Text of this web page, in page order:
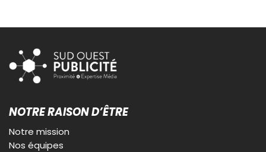
NOTRE RAISON D’ÊTRE
Notre mission
Nos équipes